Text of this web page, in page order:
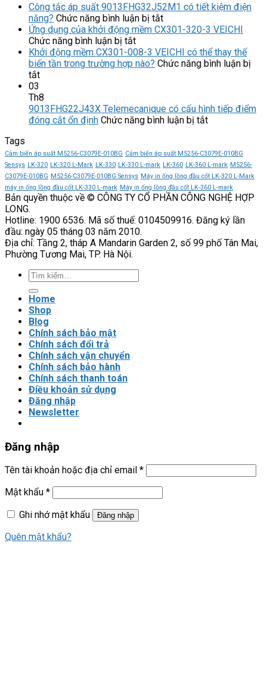
Công tắc áp suất 9013FHG32J52M1 có tiết kiệm điện
năng? Chức năng bình luận bị tắtở
Công
áp
suất
kiệm
điện
Ứng dụng của khởi động mềm CX301-320-3 VEICHI
Chức năng bình luận bị tắtở
Ứng
dụng
mềm
CX301-
VEICHI
Khởi động mềm CX301-008-3 VEICHI có thể thay thế
biến tần trong trường hợp nào? Chức năng bình luận bị
tắtở
động
mềm
CX301-
VEICHI
có
thể
thay
thế
tần
trong
trường
hợp
03
Th8
9013FHG22J43X Telemecanique có cấu hình tiếp điểm
đóng cắt ổn định Chức năng bình luận bị tắtở
có
cấu
hình
tiếp
điểm
cắt
định
Tags
Cảm biến áp suất M5256-C3079E-010BG Cảm biến áp suất M5256-C3079E-010BG
Sensys LK-320 LK-320 L-Mark LK-330 LK-330 L-mark LK-360 LK-360 L-mark M5256-
C3079E-010BG M5256-C3079E-010BG Sensys Máy in ống lồng đầu cốt LK-320 L-Mark
máy in ống lồng đầu cốt LK-330 L-mark Máy in ống lồng đầu cốt LK-360 L-mark
Bản quyền thuộc về © CÔNG TY CỔ PHẦN CÔNG NGHỆ HỢP
LONG.
Hotline: 1900 6536. Mã số thuế: 0104509916. Đăng ký lần
đầu: ngày 05 tháng 03 năm 2010.
Địa chỉ: Tầng 2, tháp A Mandarin Garden 2, số 99 phố Tân Mai,
Phường Tương Mai, TP. Hà Nội.
Tìm
kiếm:
Home
Shop
Blog
Chính sách bảo mật
Chính sách đổi trả
Chính sách vận chuyển
Chính sách bảo hành
Chính sách thanh toán
Điều khoản sử dụng
Đăng nhập
Newsletter
Đăng nhập
Tên tài khoản hoặc địa chỉ email *
Mật khẩu *
Ghi nhớ mật khẩu
Đăng nhập
Quên mật khẩu?